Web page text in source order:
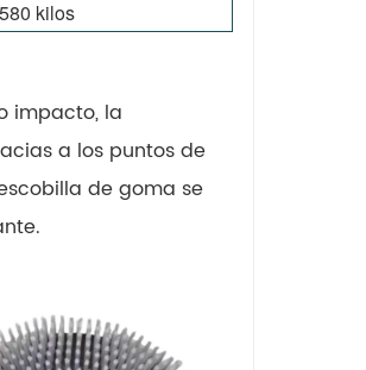
580 kilos
impacto, la
a los puntos de
de goma se